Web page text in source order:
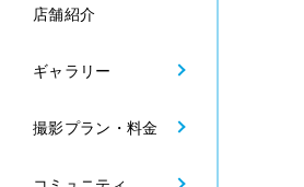
店舗紹介
ギャラリー
撮影プラン・料金